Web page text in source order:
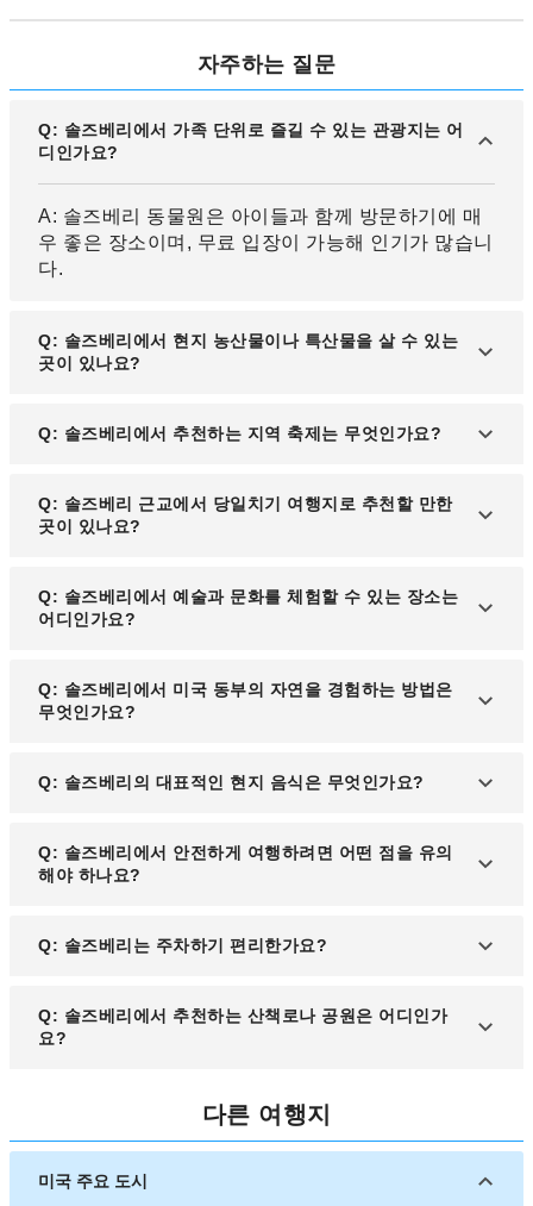
자주하는 질문
Q: 솔즈베리에서 가족 단위로 즐길 수 있는 관광지는 어
디인가요?
A: 솔즈베리 동물원은 아이들과 함께 방문하기에 매
우 좋은 장소이며, 무료 입장이 가능해 인기가 많습니
다.
Q: 솔즈베리에서 현지 농산물이나 특산물을 살 수 있는
곳이 있나요?
A: 와이컴코 파머스 마켓에서는 신선한 농산물과 현
Q: 솔즈베리에서 추천하는 지역 축제는 무엇인가요?
A: 매년 가을에 열리는 'Nationals Folk Festival'은
다양한 문화 공연과 전통 음식이 함께하는 대규모 축
Q: 솔즈베리 근교에서 당일치기 여행지로 추천할 만한
곳이 있나요?
A: 차로 약 40분 거리에 있는 오션시티는 해변과 놀
이공원이 있어 당일치기 여행지로 인기가 높습니다.
Q: 솔즈베리에서 예술과 문화를 체험할 수 있는 장소는
어디인가요?
A: 소머셋 갤러리(Salisbury Art Space)는 지역 예술
가의 작품을 전시하며 전시 외에도 문화 워크숍을 운
Q: 솔즈베리에서 미국 동부의 자연을 경험하는 방법은
무엇인가요?
A: 델마바 반도 내 습지와 보호구역에서는 하이킹, 카
Q: 솔즈베리의 대표적인 현지 음식은 무엇인가요?
A: 블루크랩 요리와 신선한 해산물 요리는 메릴랜드
지역 특산으로, 현지 레스토랑에서 쉽게 만나실 수 있
Q: 솔즈베리에서 안전하게 여행하려면 어떤 점을 유의
해야 하나요?
A: 전반적으로 안전한 도시지만, 야간에는 인적이 드
Q: 솔즈베리는 주차하기 편리한가요?
A: 시내 중심가와 관광지 주변에는 유료 및 무료 주차
장이 잘 마련되어 있어 차량으로도 편리하게 여행할
Q: 솔즈베리에서 추천하는 산책로나 공원은 어디인가
요?
A: 비컨 힐 네이처 파크(Beacon Hill Nature Park)는
아름다운 산책로와 호수를 갖추고 있어 여유로운 시
간을 보내기에 좋습니다.
다른 여행지
미국 주요 도시